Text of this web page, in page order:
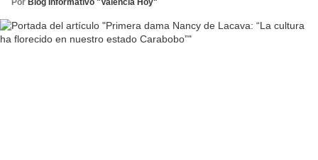
Por Blog Informativo "Valencia Hoy"